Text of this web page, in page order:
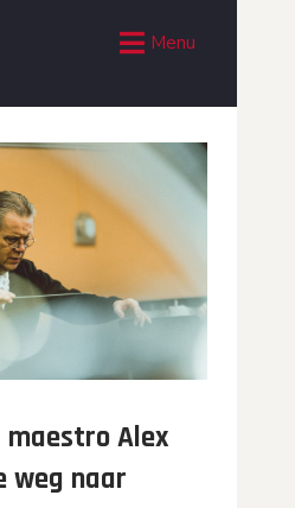
Menu
Alex
weg naar